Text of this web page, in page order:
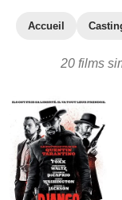
Accueil
20 films